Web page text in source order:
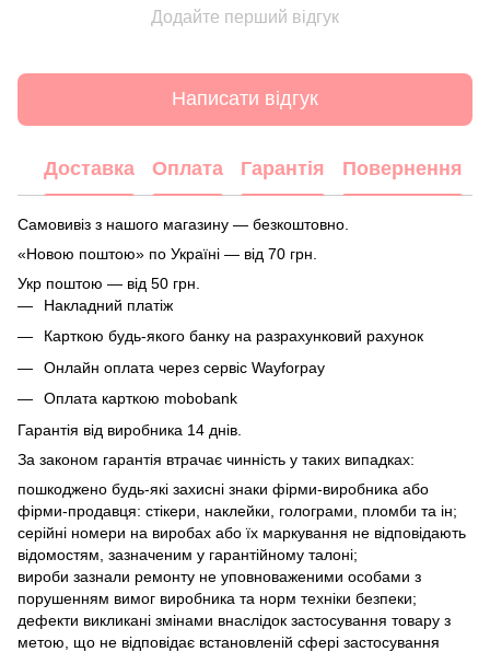
Додайте перший відгук
Написати відгук
Доставка Оплата Гарантія Повернення
Самовивіз з нашого магазину — безкоштовно.
«Новою поштою» по Україні — від 70 грн.
Укр поштою — від 50 грн.
Накладний платіж
Карткою будь-якого банку на разрахунковий рахунок
Онлайн оплата через сервіс Wayforpay
Оплата карткою mobobank
Гарантія від виробника 14 днів.
За законом гарантія втрачає чинність у таких випадках:
пошкоджено будь-які захисні знаки фірми-виробника або
фірми-продавця: стікери, наклейки, голограми, пломби та ін;
серійні номери на виробах або їх маркування не відповідають
відомостям, зазначеним у гарантійному талоні;
вироби зазнали ремонту не уповноваженими особами з
порушенням вимог виробника та норм техніки безпеки;
дефекти викликані змінами внаслідок застосування товару з
метою, що не відповідає встановленій сфері застосування